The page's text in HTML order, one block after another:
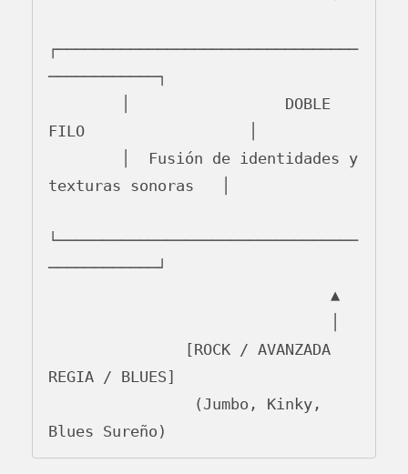
┌─────────────────────────────────
────────────┐
FILO                  │
texturas sonoras   │
└─────────────────────────────────
────────────┘
REGIA / BLUES]